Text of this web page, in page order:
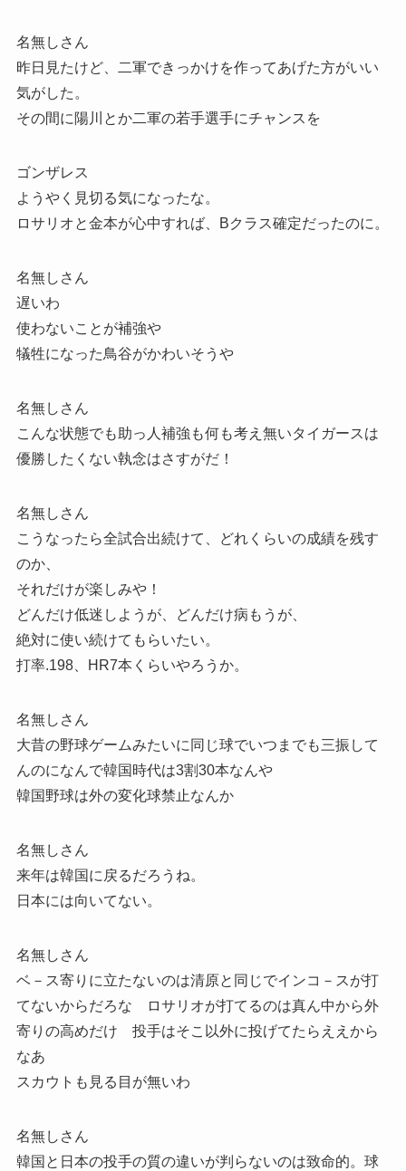
名無しさん
昨日見たけど、二軍できっかけを作ってあげた方がいい
気がした。
その間に陽川とか二軍の若手選手にチャンスを
ゴンザレス
ようやく見切る気になったな。
ロサリオと金本が心中すれば、Bクラス確定だったのに。
名無しさん
遅いわ
使わないことが補強や
犠牲になった鳥谷がかわいそうや
名無しさん
こんな状態でも助っ人補強も何も考え無いタイガースは
優勝したくない執念はさすがだ！
名無しさん
こうなったら全試合出続けて、どれくらいの成績を残す
のか、
それだけが楽しみや！
どんだけ低迷しようが、どんだけ病もうが、
絶対に使い続けてもらいたい。
打率.198、HR7本くらいやろうか。
名無しさん
大昔の野球ゲームみたいに同じ球でいつまでも三振して
んのになんで韓国時代は3割30本なんや
韓国野球は外の変化球禁止なんか
名無しさん
来年は韓国に戻るだろうね。
日本には向いてない。
名無しさん
ベ－ス寄りに立たないのは清原と同じでインコ－スが打
てないからだろな ロサリオが打てるのは真ん中から外
寄りの高めだけ 投手はそこ以外に投げてたらええから
なあ
スカウトも見る目が無いわ
名無しさん
韓国と日本の投手の質の違いが判らないのは致命的。球